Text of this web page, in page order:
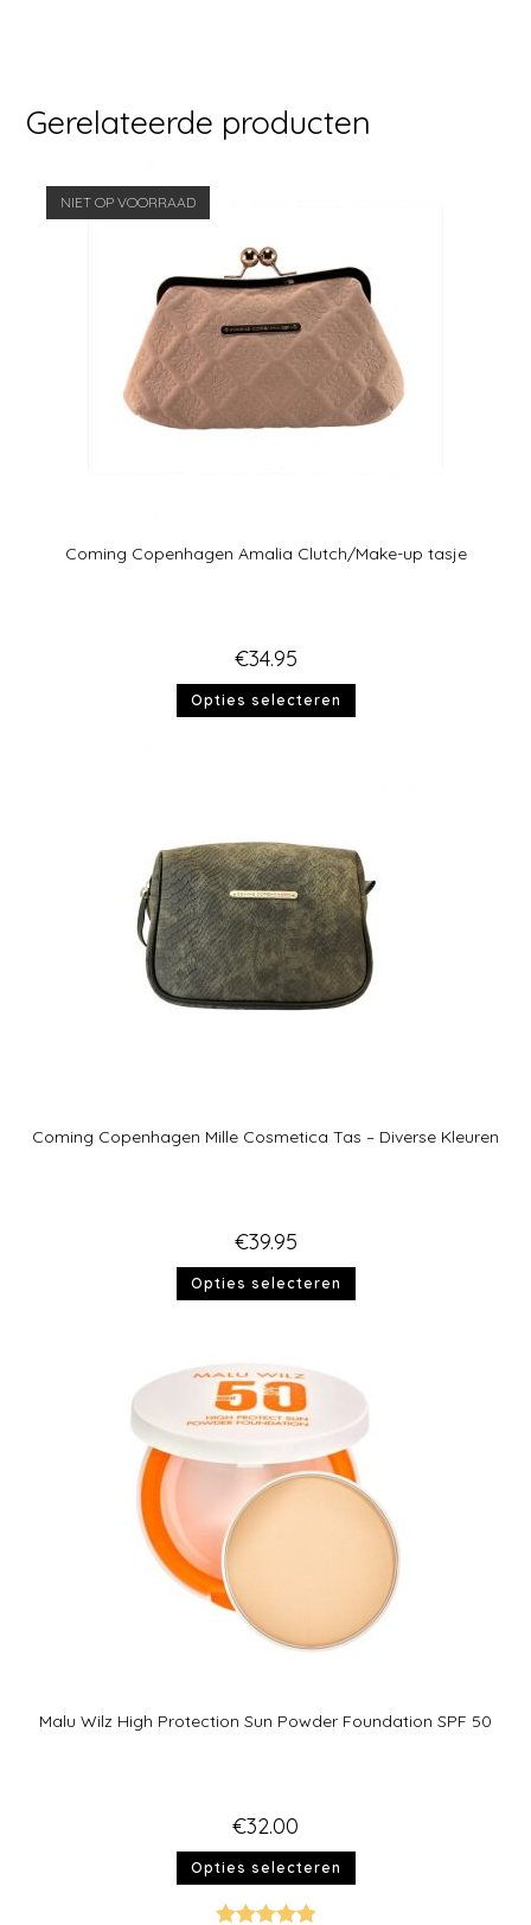
Gerelateerde producten
NIET OP VOORRAAD
Coming Copenhagen Amalia Clutch/Make-up tasje
€34.95
Opties selecteren
Coming Copenhagen Mille Cosmetica Tas – Diverse Kleuren
€39.95
Opties selecteren
Malu Wilz High Protection Sun Powder Foundation SPF 50
€32.00
Opties selecteren